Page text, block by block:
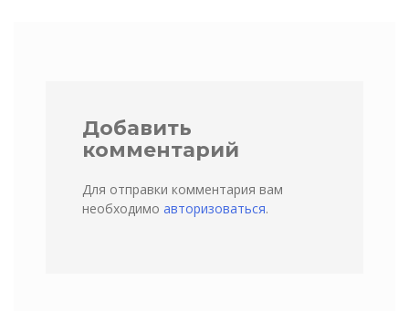
Добавить
комментарий
Для отправки комментария вам
необходимо авторизоваться.